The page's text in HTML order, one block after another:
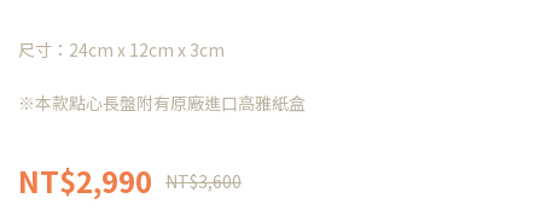
尺寸：24cm x 12cm x 3cm
※本款點心長盤附有原廠進口高雅紙盒
NT$2,990 NT$3,600